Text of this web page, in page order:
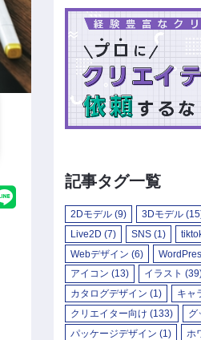
記事タグ一覧
2Dモデル(9) 3Dモデル
Live2D (7) SNS(1)
Webデザイン (6)
アイコン (13) イラスト
カタログデザイン (1) キャ
クリエイター向け (133) グ
パッケージデザイン (1) ホ